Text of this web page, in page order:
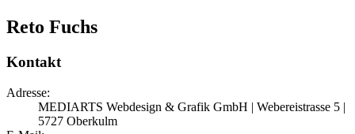
Reto Fuchs
Kontakt
Adresse:
MEDIARTS Webdesign & Grafik GmbH | Webereistrasse 5 |
5727 Oberkulm